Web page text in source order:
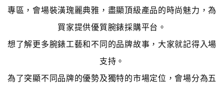
專區，會場裝潢瑰麗典雅，盡顯頂級產品的時尚魅力，為
買家提供優質腕錶採購平台。
想了解更多腕錶工藝和不同的品牌故事，大家就記得入場
支持。
為了突顯不同品牌的優勢及獨特的市場定位，會場分為五